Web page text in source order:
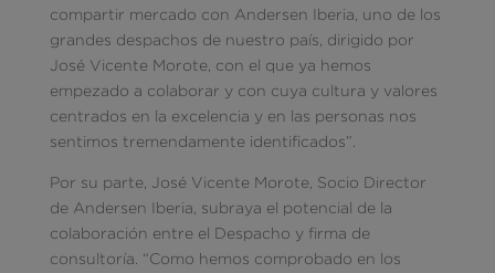
compartir mercado con Andersen Iberia, uno de los
grandes despachos de nuestro país, dirigido por
José Vicente Morote, con el que ya hemos
empezado a colaborar y con cuya cultura y valores
centrados en la excelencia y en las personas nos
sentimos tremendamente identificados”.
Por su parte, José Vicente Morote, Socio Director
de Andersen Iberia, subraya el potencial de la
colaboración entre el Despacho y firma de
consultoría. “Como hemos comprobado en los